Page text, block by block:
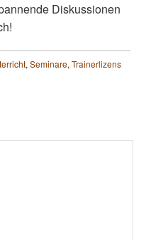
Diskussionen
, Seminare, Trainerlizens